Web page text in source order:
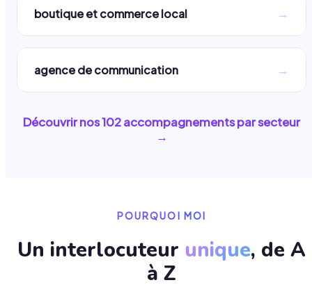
boutique et commerce local →
agence de communication →
Découvrir nos102accompagnements par secteur
→
POURQUOI MOI
Un interlocuteur unique, de A
à Z